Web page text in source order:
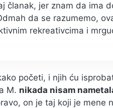
članak, jer znam da ima
da se razumemo,
rekreativcima i
početi, i njih ću
M. nikada nisam
on je taj koji je mene